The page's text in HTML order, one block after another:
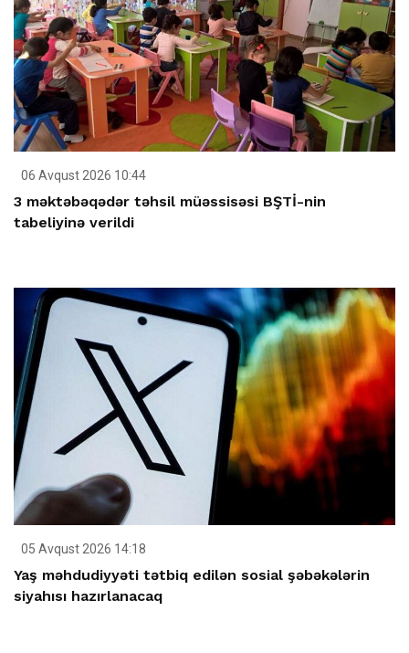
06 Avqust 2026 10:44
3 məktəbəqədər təhsil müəssisəsi BŞTİ-nin
tabeliyinə verildi
05 Avqust 2026 14:18
Yaş məhdudiyyəti tətbiq edilən sosial şəbəkələrin
siyahısı hazırlanacaq